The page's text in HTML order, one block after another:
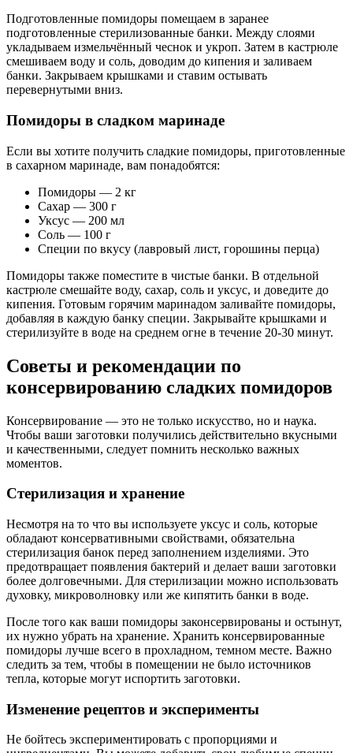
Подготовленные помидоры помещаем в заранее
подготовленные стерилизованные банки. Между слоями
укладываем измельчённый чеснок и укроп. Затем в кастрюле
смешиваем воду и соль, доводим до кипения и заливаем
банки. Закрываем крышками и ставим остывать
перевернутыми вниз.
Помидоры в сладком маринаде
Если вы хотите получить сладкие помидоры, приготовленные
в сахарном маринаде, вам понадобятся:
Помидоры — 2 кг
Сахар — 300 г
Уксус — 200 мл
Соль — 100 г
Специи по вкусу (лавровый лист, горошины перца)
Помидоры также поместите в чистые банки. В отдельной
кастрюле смешайте воду, сахар, соль и уксус, и доведите до
кипения. Готовым горячим маринадом заливайте помидоры,
добавляя в каждую банку специи. Закрывайте крышками и
стерилизуйте в воде на среднем огне в течение 20-30 минут.
Советы и рекомендации по
консервированию сладких помидоров
Консервирование — это не только искусство, но и наука.
Чтобы ваши заготовки получились действительно вкусными
и качественными, следует помнить несколько важных
моментов.
Стерилизация и хранение
Несмотря на то что вы используете уксус и соль, которые
обладают консервативными свойствами, обязательна
стерилизация банок перед заполнением изделиями. Это
предотвращает появления бактерий и делает ваши заготовки
более долговечными. Для стерилизации можно использовать
духовку, микроволновку или же кипятить банки в воде.
После того как ваши помидоры законсервированы и остынут,
их нужно убрать на хранение. Хранить консервированные
помидоры лучше всего в прохладном, темном месте. Важно
следить за тем, чтобы в помещении не было источников
тепла, которые могут испортить заготовки.
Изменение рецептов и эксперименты
Не бойтесь экспериментировать с пропорциями и